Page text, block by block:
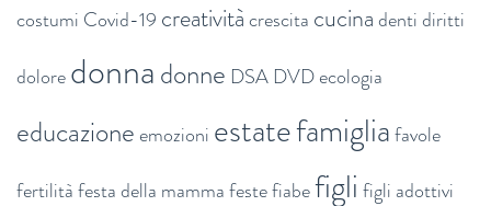
costumi Covid-19 creativitàcrescita cucinadentidiritti
doloredonnadonne DSA DVDecologia
educazioneemozioni estatefamigliafavole
fertilitàfesta della mammafestefiabefigli figli adottivi